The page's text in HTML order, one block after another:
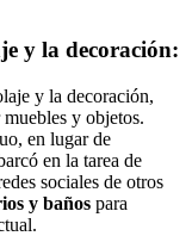
y la decoración:
y la decoración,
y objetos.
en lugar de
en la tarea de
sociales de otros
y baños para